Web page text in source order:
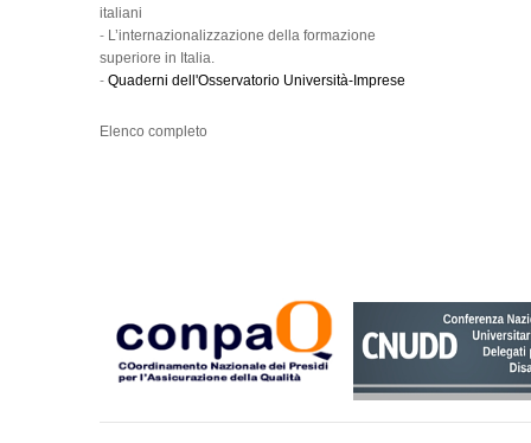
italiani
- L’internazionalizzazione della formazione
superiore in Italia.
- Quaderni dell'Osservatorio Università-Imprese
Elenco completo